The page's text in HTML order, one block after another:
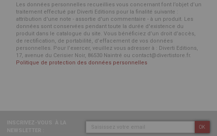
Les données personnelles recueillies vous concernant font l’objet d’un
traitement effectué par Diverti Editions pour la finalité suivante :
attribution d'une note - assortie d'un commentaire - à un produit. Les
données sont conservées pendant toute la durée d'existence du
produit dans le catalogue du site. Vous bénéficiez d’un droit d’accès,
de rectification, de portabilité, d’effacement de vos données
personnelles. Pour l’exercer, veuillez vous adresser à : Diverti Editions,
17, avenue du Cerisier Noir, 86530 Naintré ou contact@divertistore.fr.
Politique de protection des données personnelles
OK